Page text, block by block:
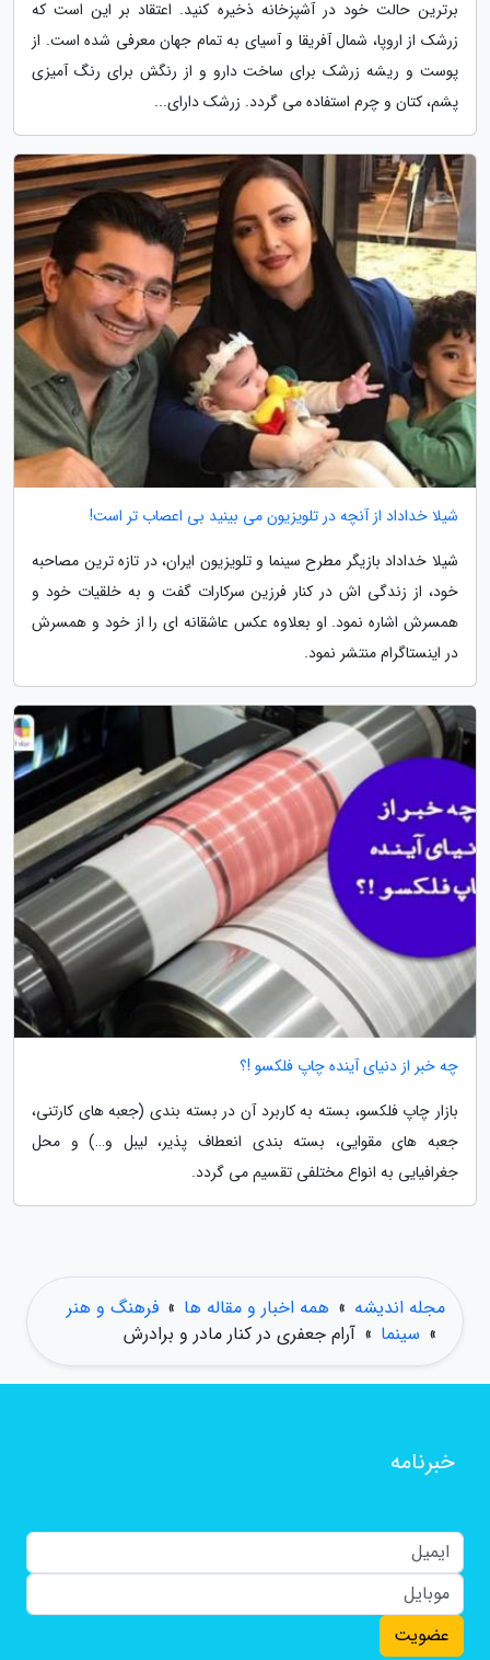
برترین حالت خود در آشپزخانه ذخیره کنید. اعتقاد بر این است که
زرشک از اروپا، شمال آفریقا و آسیای به تمام جهان معرفی شده است. از
پوست و ریشه زرشک برای ساخت دارو و از رنگش برای رنگ آمیزی
پشم، کتان و چرم استفاده می گردد. زرشک دارای...
شیلا خداداد از آنچه در تلویزیون می بینید بی اعصاب تر است!
شیلا خداداد بازیگر مطرح سینما و تلویزیون ایران، در تازه ترین مصاحبه
خود، از زندگی اش در کنار فرزین سرکارات گفت و به خلقیات خود و
همسرش اشاره نمود. او بعلاوه عکس عاشقانه ای را از خود و همسرش
در اینستاگرام منتشر نمود.
چه خبر از دنیای آینده چاپ فلکسو !؟
بازار چاپ فلکسو، بسته به کاربرد آن در بسته بندی (جعبه های کارتنی،
جعبه های مقوایی، بسته بندی انعطاف پذیر، لیبل و…) و محل
جغرافیایی به انواع مختلفی تقسیم می گردد.
مجله اندیشه » همه اخبار و مقاله ها » فرهنگ و هنر
» سینما » آرام جعفری در کنار مادر و برادرش
خبرنامه
عضویت